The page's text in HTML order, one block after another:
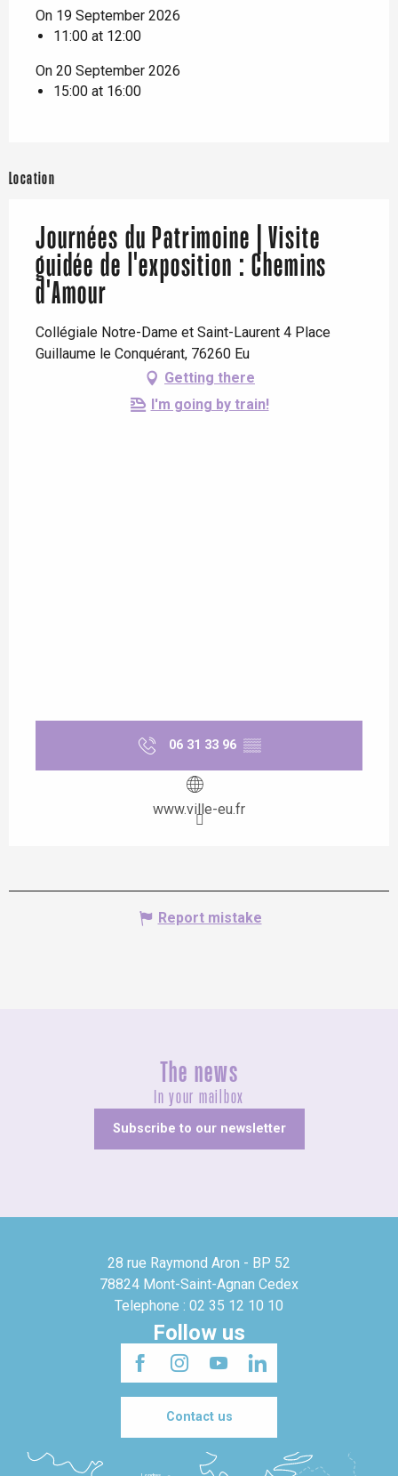
On 19 September 2026
11:00 at 12:00
On 20 September 2026
15:00 at 16:00
Location
Journées du Patrimoine | Visite
guidée de l'exposition : Chemins
d'Amour
Collégiale Notre-Dame et Saint-Laurent 4 Place
Guillaume le Conquérant, 76260 Eu
Getting there
I'm going by train!
06 31 33 96 ▒▒
www.ville-eu.fr
Report mistake
The news
In your mailbox
Subscribe to our newsletter
28 rue Raymond Aron - BP 52
78824 Mont-Saint-Agnan Cedex
Telephone : 02 35 12 10 10
Follow us
Contact us
Londres